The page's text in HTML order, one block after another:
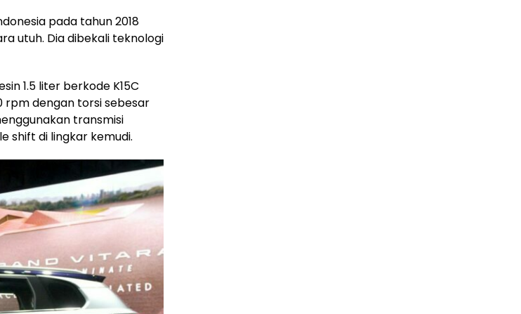
pada tahun 2018
utuh. Dia dibekali teknologi
1.5 liter berkode K15C
rpm dengan torsi sebesar
transmisi
shift di lingkar kemudi.